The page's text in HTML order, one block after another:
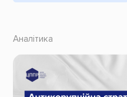
Аналітика